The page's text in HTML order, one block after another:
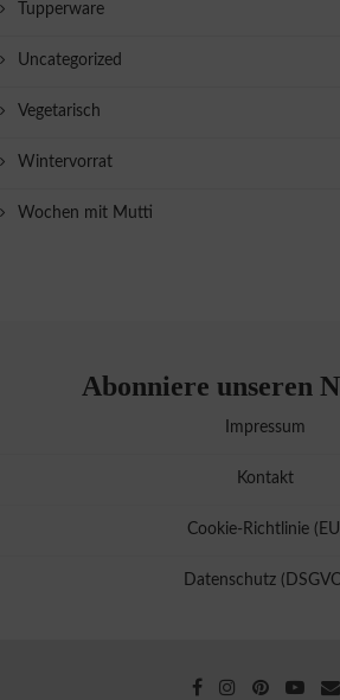
Tupperware
Uncategorized
Vegetarisch
Wintervorrat
Wochen mit Mutti
Abonniere unseren
Impressum
Kontakt
Cookie-Richtlinie
Datenschutz